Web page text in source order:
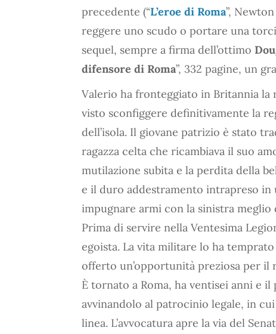
precedente (“L’eroe di Roma”,
reggere uno scudo o portare una
sequel, sempre a firma dell’ottimo
difensore di Roma”, 332 pagine, un
Valerio ha fronteggiato in Britannia
visto sconfiggere definitivamente la
dell’isola. Il giovane patrizio è stato
ragazza celta che ricambiava il suo
mutilazione subita e la perdita della
e il duro addestramento intrapreso in
impugnare armi con la sinistra meglio
Prima di servire nella Ventesima
egoista. La vita militare lo ha
offerto un’opportunità preziosa per il
È tornato a Roma, ha ventisei anni e
avvinandolo al patrocinio legale, in
linea. L’avvocatura apre la via del